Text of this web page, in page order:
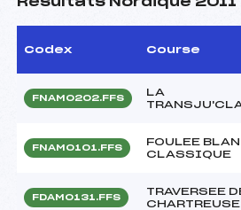
Codex Course
FNAM0202.FFS
LA
FNAM0101.FFS
FOULEE
CLASSIQUE
FDAM0131.FFS
TRAVERSEE
CHARTREUSE